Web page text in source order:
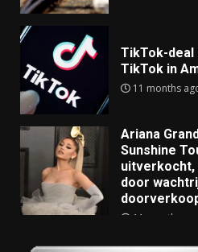
TikTok-deal
TikTok in
11 months
Ariana
Sunshine
door
11 months ago